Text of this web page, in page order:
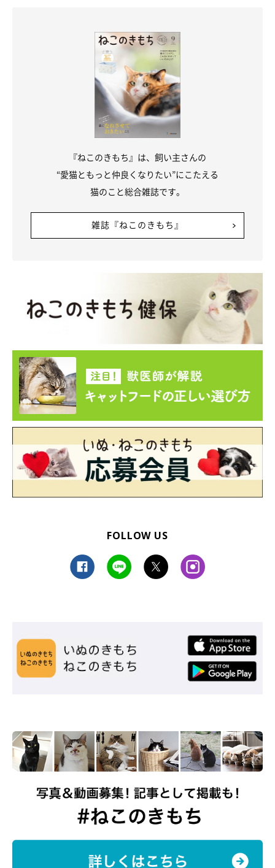
『ねこのきもち』は、飼い主さんの
“愛猫ともっと仲良くなりたい”にこたえる
猫のこと総合雑誌です。
雑誌『ねこのきもち』
FOLLOW US